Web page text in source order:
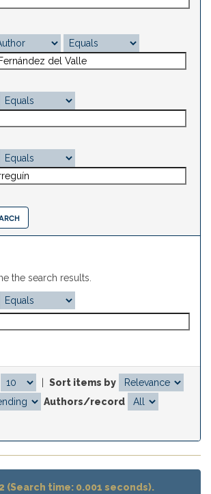
the search results.
Sort items by
Authors/record
(Search time: 0.001 seconds).